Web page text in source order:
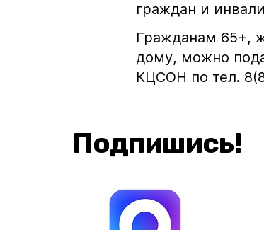
граждан и
Гражданам 65+,
дому, можно
КЦСОН по тел.
Подпишись!